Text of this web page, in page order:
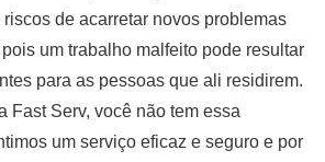
de acarretar novos problemas
um trabalho malfeito pode resultar
para as pessoas que ali residirem.
Fast Serv, você não tem essa
um serviço eficaz e seguro e por